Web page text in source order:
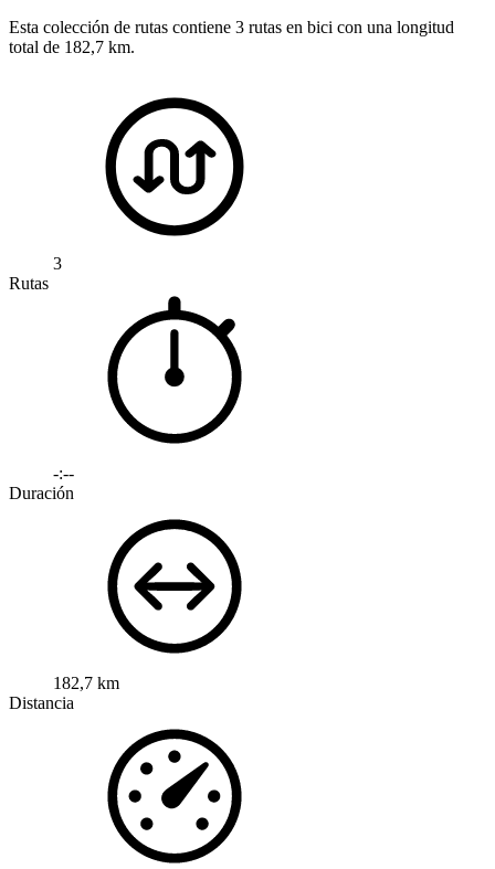
Esta colección de rutas contiene 3 rutas en bici con una longitud
total de 182,7 km.
3
Rutas
-:--
Duración
182,7 km
Distancia